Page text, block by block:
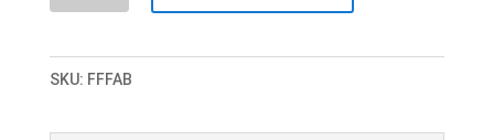
Roja
SKU: FFFAB